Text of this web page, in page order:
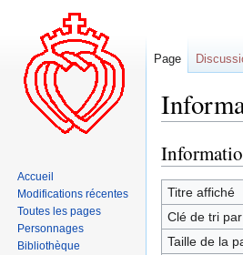
Aller
à
la
navigation
Aller
à
la
recherche
Titre affiché
Clé de tri
Taille de la
Page
Accueil
Modifications récentes
Toutes les pages
Personnages
Bibliothèque